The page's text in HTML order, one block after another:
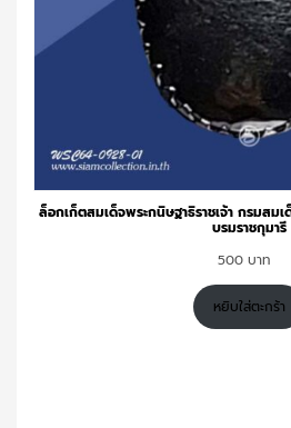
ล็อกเก็ตสมเด็จพระกนิษฐาธิราชเจ้า กรมสม
บรมราชกุมารี
500
หยิบใส่ตะกร้า